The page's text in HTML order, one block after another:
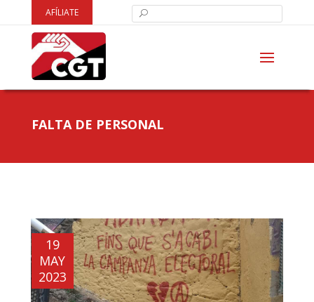
AFÍLIATE
FALTA DE PERSONAL
19
MAY
2023